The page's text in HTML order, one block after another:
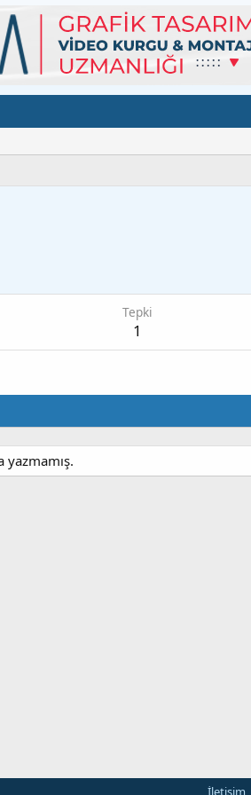
Tepki
1
yazmamış.
İletişim